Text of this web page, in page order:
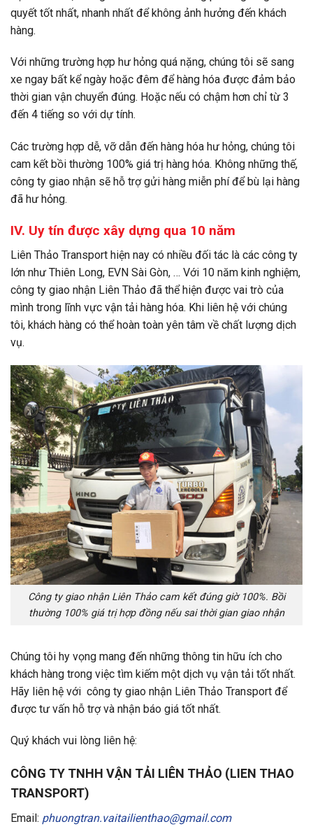
quyết tốt nhất, nhanh nhất để không ảnh hưởng đến khách
hàng.
Với những trường hợp hư hỏng quá nặng, chúng tôi sẽ sang
xe ngay bất kể ngày hoặc đêm để hàng hóa được đảm bảo
thời gian vận chuyển đúng. Hoặc nếu có chậm hơn chỉ từ 3
đến 4 tiếng so với dự tính.
Các trường hợp dễ, vỡ dẫn đến hàng hóa hư hỏng, chúng tôi
cam kết bồi thường 100% giá trị hàng hóa. Không những thế,
công ty giao nhận sẽ hỗ trợ gửi hàng miễn phí để bù lại hàng
đã hư hỏng.
IV. Uy tín được xây dựng qua 10 năm
Liên Thảo Transport hiện nay có nhiều đối tác là các công ty
lớn như Thiên Long, EVN Sài Gòn, … Với 10 năm kinh nghiệm,
công ty giao nhận Liên Thảo đã thể hiện được vai trò của
mình trong lĩnh vực vận tải hàng hóa. Khi liên hệ với chúng
tôi, khách hàng có thể hoàn toàn yên tâm về chất lượng dịch
vụ.
Công ty giao nhận Liên Thảo cam kết đúng giờ 100%. Bồi
thường 100% giá trị hợp đồng nếu sai thời gian giao nhận
Chúng tôi hy vọng mang đến những thông tin hữu ích cho
khách hàng trong việc tìm kiếm một dịch vụ vận tải tốt nhất.
Hãy liên hệ với công ty giao nhận Liên Thảo Transport để
được tư vấn hỗ trợ và nhận báo giá tốt nhất.
Quý khách vui lòng liên hệ:
CÔNG TY TNHH VẬN TẢI LIÊN THẢO (LIEN THAO
TRANSPORT)
Email: phuongtran.vaitailienthao@gmail.com